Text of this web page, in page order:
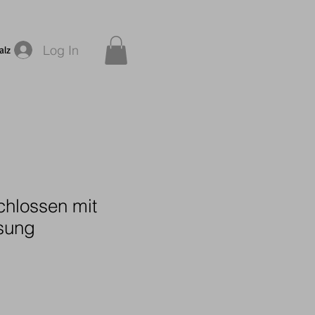
Log In
mit